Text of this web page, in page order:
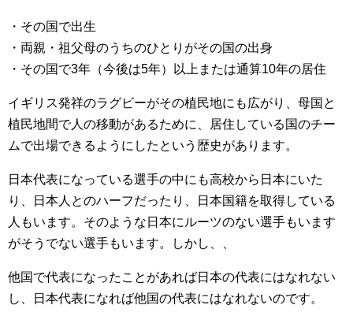
・その国で出生
・両親・祖父母のうちのひとりがその国の出身
・その国で3年（今後は5年）以上または通算10年の居住
イギリス発祥のラグビーがその植民地にも広がり、母国と
植民地間で人の移動があるために、居住している国のチー
ムで出場できるようにしたという歴史があります。
日本代表になっている選手の中にも高校から日本にいた
り、日本人とのハーフだったり、日本国籍を取得している
人もいます。そのような日本にルーツのない選手もいます
がそうでない選手もいます。しかし、、
他国で代表になったことがあれば日本の代表にはなれない
し、日本代表になれば他国の代表にはなれないのです。